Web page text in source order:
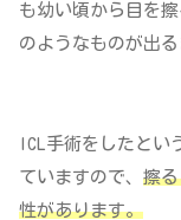
も幼い頃から目を
のようなものが出
ICL手術をしたと
ていますので、 擦
性があります。